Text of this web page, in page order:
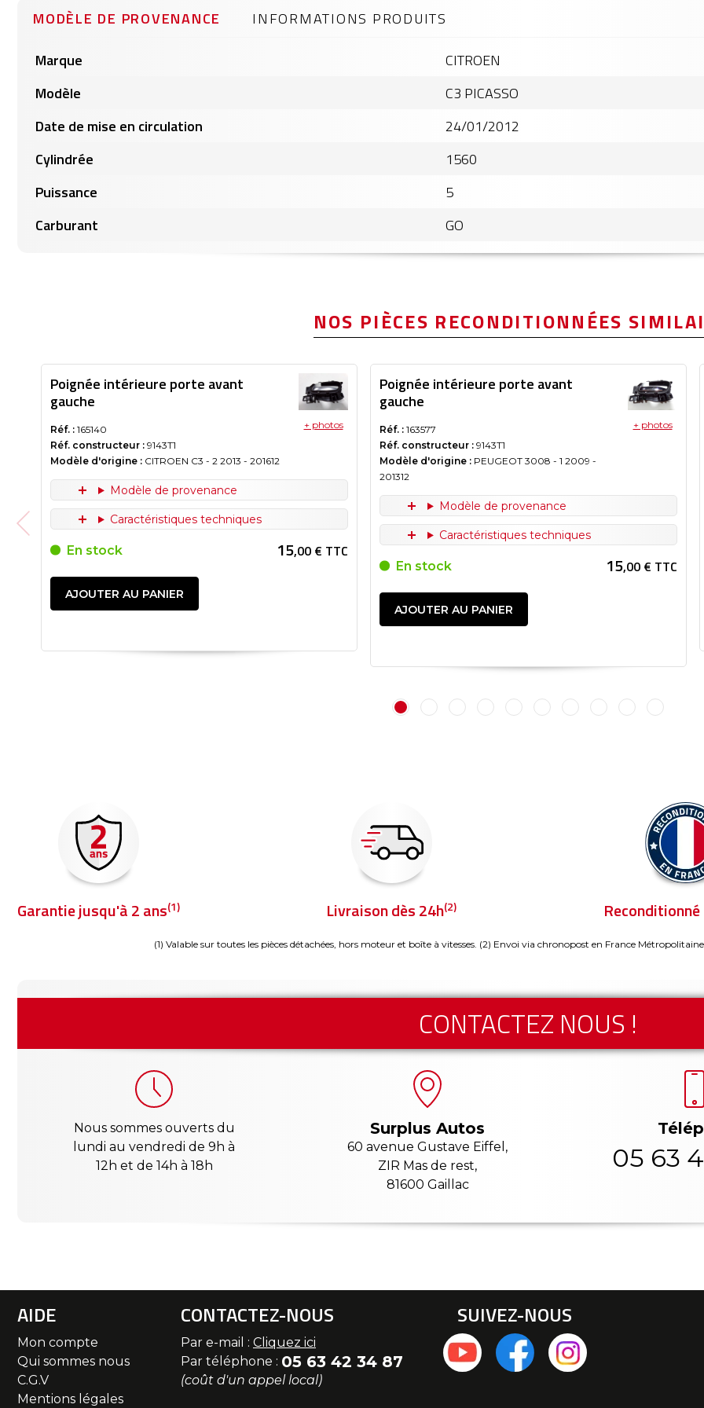
MODÈLE DE PROVENANCE
produits
Marque
CITROEN
Modèle
C3 PICASSO
Date de mise en circulation
24/01/2012
Cylindrée
1560
Puissance
5
Carburant
GO
INFORMATIONS PRODUITS
NOS PIÈCES RECONDITIONNÉES
Poignée intérieure porte avant
gauche
Réf. : 165140
Réf. constructeur : 9143T1
Modèle d'origine : CITROEN C3 - 2 2013 - 201612
+ photos
Modèle de provenance
Caractéristiques techniques
En stock 15,00 € TTC
AJOUTER AU PANIER
Poignée intérieure porte avant
gauche
Réf. : 163577
Réf. constructeur : 9143T1
Modèle d'origine : PEUGEOT 3008 - 1 2009 -
201312
+ photos
Modèle de provenance
Caractéristiques techniques
En stock 15,00 € TTC
AJOUTER AU PANIER
Garantie jusqu'à 2 ans(1) Livraison dès 24h(2) Reconditionné
(1) Valable sur toutes les pièces détachées, hors moteur et boîte à vitesses. (2) Envoi via chronopost en France
CONTACTEZ NOUS !
Nous sommes ouverts du
lundi au vendredi de 9h à
12h et de 14h à 18h
Surplus Autos
60 avenue Gustave Eiffel,
ZIR Mas de rest,
81600 Gaillac
05 63
AIDE
Mon compte
Qui sommes nous
C.G.V
Mentions légales
CONTACTEZ-NOUS
Par e-mail : Cliquez ici
Par téléphone : 05 63 42 34 87
(coût d'un appel local)
SUIVEZ-NOUS